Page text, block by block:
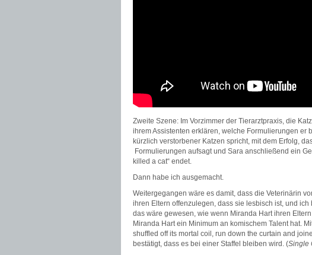
Zweite Szene: Im Vorzimmer der Tierarztpraxis, die
ihrem Assistenten erklären, welche Formulierungen er
kürzlich verstorbener Katzen spricht, mit dem Erfolg,
Formulierungen aufsagt und Sara anschließend ein
killed a cat“ endet.
Dann habe ich ausgemacht.
Weitergegangen wäre es damit, dass die Veterinärin
ihren Eltern offenzulegen, dass sie lesbisch ist, und
das wäre gewesen, wie wenn Miranda Hart ihren
Miranda Hart ein Minimum an komischem Talent hat.
shuffled off its mortal coil, run down the curtain and
bestätigt, dass es bei einer Staffel bleiben wird. (Single